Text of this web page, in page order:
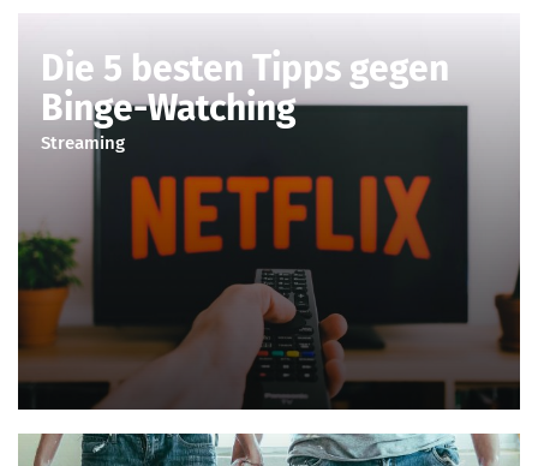
Die 5 besten Tipps gegen
Binge-Watching
Streaming